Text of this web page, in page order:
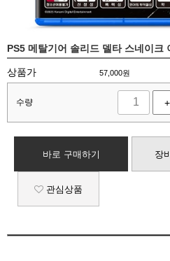
PS5 메탈기어 솔리드 델타 스네이크
상품가 57,000원
수량
바로 구매하기 장
관심상품